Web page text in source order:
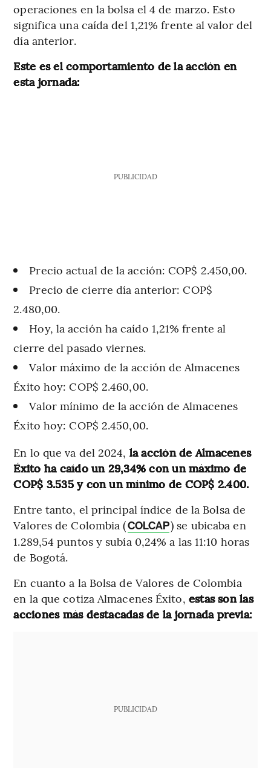
operaciones en la bolsa el 4 de marzo. Esto
significa una caída del 1,21% frente al valor del
día anterior.
Este es el comportamiento de la acción en
esta jornada:
PUBLICIDAD
Precio actual de la acción: COP$ 2.450,00.
Precio de cierre día anterior: COP$
2.480,00.
Hoy, la acción ha caído 1,21% frente al
cierre del pasado viernes.
Valor máximo de la acción de Almacenes
Éxito hoy: COP$ 2.460,00.
Valor mínimo de la acción de Almacenes
Éxito hoy: COP$ 2.450,00.
En lo que va del 2024, la acción de Almacenes
Éxito ha caído un 29,34% con un máximo de
COP$ 3.535 y con un mínimo de COP$ 2.400.
Entre tanto, el principal índice de la Bolsa de
Valores de Colombia (COLCAP) se ubicaba en
1.289,54 puntos y subía 0,24% a las 11:10 horas
de Bogotá.
En cuanto a la Bolsa de Valores de Colombia
en la que cotiza Almacenes Éxito, estas son las
acciones más destacadas de la jornada previa:
PUBLICIDAD